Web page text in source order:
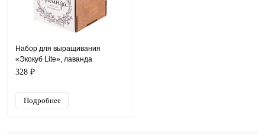
Набор для выращивания
«Экокуб Lite», лаванда
328 ₽
Подробнее